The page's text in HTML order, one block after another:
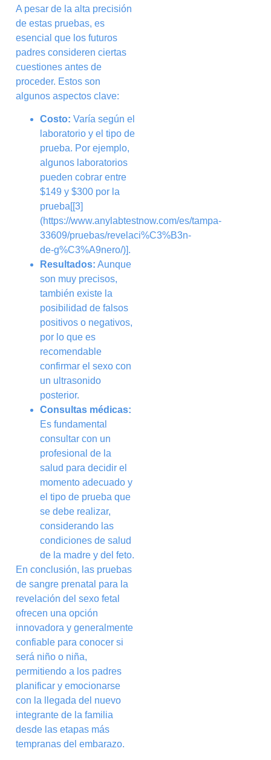
A pesar de la alta precisión
de estas pruebas, es
esencial que los futuros
padres consideren ciertas
cuestiones antes de
proceder. Estos son
algunos aspectos clave:
Costo: Varía según el
laboratorio y el tipo de
prueba. Por ejemplo,
algunos laboratorios
pueden cobrar entre
$149 y $300 por la
prueba[[3]
(https://www.anylabtestnow.com/es/tampa-
33609/pruebas/revelaci%C3%B3n-
de-g%C3%A9nero/)].
Resultados: Aunque
son muy precisos,
también existe la
posibilidad de falsos
positivos o negativos,
por lo que es
recomendable
confirmar el sexo con
un ultrasonido
posterior.
Consultas médicas:
Es fundamental
consultar con un
profesional de la
salud para decidir el
momento adecuado y
el tipo de prueba que
se debe realizar,
considerando las
condiciones de salud
de la madre y del feto.
En conclusión, las pruebas
de sangre prenatal para la
revelación del sexo fetal
ofrecen una opción
innovadora y generalmente
confiable para conocer si
será niño o niña,
permitiendo a los padres
planificar y emocionarse
con la llegada del nuevo
integrante de la familia
desde las etapas más
tempranas del embarazo.